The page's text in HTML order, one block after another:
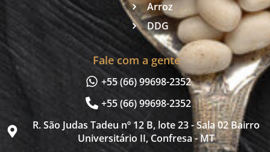
Arroz
DDG
Fale com a gente
+55 (66) 99698-2352
+55 (66) 99698-2352
R. São Judas Tadeu nº 12 B, lote 23 - Sala 02 Bairro
Universitário II, Confresa - MT